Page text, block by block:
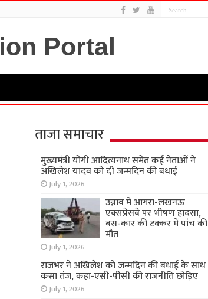
ताजा समाचार
मुख्यमंत्री योगी आदित्यनाथ समेत कई नेताओं ने
अखिलेश यादव को दी जन्मदिन की बधाई
July 1, 2026
उन्नाव में आगरा-लखनऊ
एक्सप्रेसवे पर भीषण हादसा,
बस-कार की टक्कर में पांच की
मौत
July 1, 2026
राजभर ने अखिलेश को जन्मदिन की बधाई के साथ
कसा तंज, कहा-एसी-पीसी की राजनीति छोड़िए
July 1, 2026